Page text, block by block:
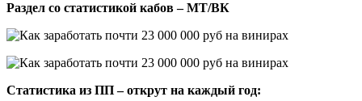
Раздел со статистикой кабов – МТ/ВК
Статистика из ПП – открут на каждый год: